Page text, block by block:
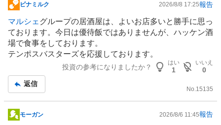
掲
示
板
記
事
ビナミルク 2026/8/8 17:25報告
マルシェ グループの居酒屋は、よいお店多いと勝手に思っ
ております。今日は優待飯ではありませんが、ハッケン酒
場で食事をしております。
テンポスバスターズを応援しております。
投資の参考になりましたか？
はい
1
いいえ
0
返信
No. 15135
掲
モーガン 2026/8/6 11:45報告